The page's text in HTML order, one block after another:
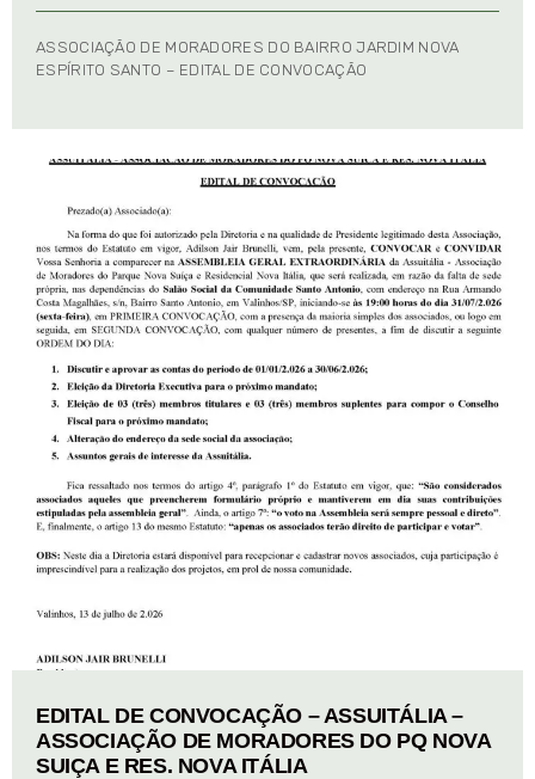
ASSOCIAÇÃO DE MORADORES DO BAIRRO JARDIM NOVA
ESPÍRITO SANTO – EDITAL DE CONVOCAÇÃO
EDITAL DE CONVOCAÇÃO – ASSUITÁLIA –
ASSOCIAÇÃO DE MORADORES DO PQ NOVA
SUIÇA E RES. NOVA ITÁLIA